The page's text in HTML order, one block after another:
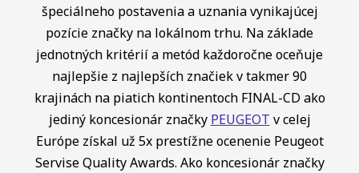
špeciálneho postavenia a uznania vynikajúcej
pozície značky na lokálnom trhu. Na základe
jednotných kritérií a metód každoročne oceňuje
najlepšie z najlepších značiek v takmer 90
krajinách na piatich kontinentoch FINAL-CD ako
jediný koncesionár značky PEUGEOT v celej
Európe získal už 5x prestížne ocenenie Peugeot
Servise Quality Awards. Ako koncesionár značky